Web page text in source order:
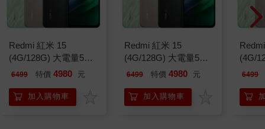
Redmi 紅米 15
(4G/128G) 大電量5G
雙卡機※贈支架※
6499 特價 4980 元
加入購物車
Redmi 紅米 15
(4G/128G) 大電量5G
雙卡機※贈支架※
6499 特價 4980 元
加入購物車
(4G/
雙卡
6499